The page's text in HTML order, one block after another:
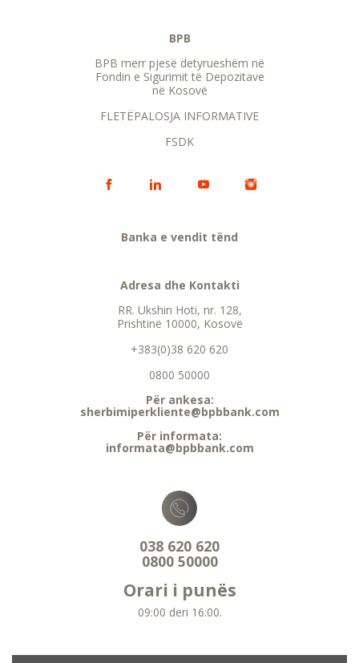
BPB
BPB merr pjesë detyrueshëm në
Fondin e Sigurimit të Depozitave
në Kosovë
FLETËPALOSJA INFORMATIVE
FSDK
Banka e vendit tënd
Adresa dhe Kontakti
RR. Ukshin Hoti, nr. 128,
Prishtinë 10000, Kosovë
+383(0)38 620 620
0800 50000
Për ankesa:
sherbimiperkliente@bpbbank.com
Për informata:
informata@bpbbank.com
038 620 620
0800 50000
Orari i punës
09:00 deri 16:00.